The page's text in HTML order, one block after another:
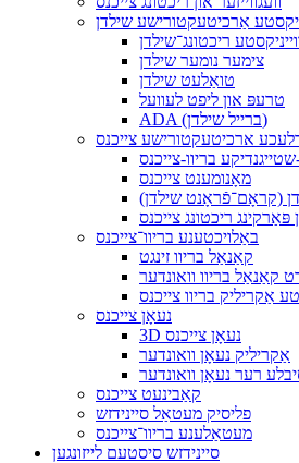
אַרכיטעקטורישע שילדן
ריכטונג־שילדן
צימער נומער שילדן
טואַלעט שילדן
טרעפּ און ליפט לעוועל
ADA (ברייל שילדן)
ארכיטעקטורישע צייכנס
שטייגנדיקע בריוו-צייכנס
מאָנומענט צייכנס
(קראָם־פֿראָנט שילדן)
פּאַרקינג ריכטונג צייכנס
באַלויכטענע בריוו־צייכנס
קאַנאַל בריוו זינגט
קאַנאַל בריוו וואונדער
אַקריליק בריוו צייכנס
נעאָן צייכנס
3D נעאָן צייכנס
אַקריליק נעאָן וואונדער
רער נעאָן וואונדער
קאַבינעט צייכנס
פליסיק מעטאַל סיינידזש
מעטאַלענע בריוו־צייכנס
סיינידזש סיסטעם לייזונגען